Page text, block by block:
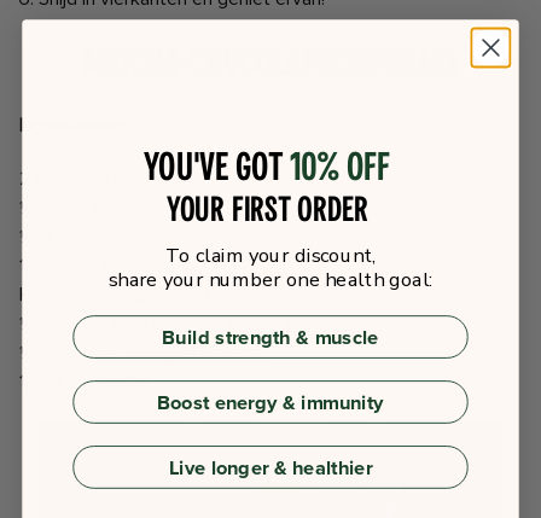
Ingrediënten
2 bevroren bananen
½ kopje spinazie
½ el cacaopoeder
1 medjool dadel, ontpit
Handvol vers gehakte munt
½ schepjeVivo Life Raw Cacao Perform
½ theelepelVivo Life Matcha
1 eetl cacaonibs
You've got10% off
your first order
To claim your discount,
share your number one health goal:
Build strength & muscle
Boost energy & immunity
Live longer & healthier